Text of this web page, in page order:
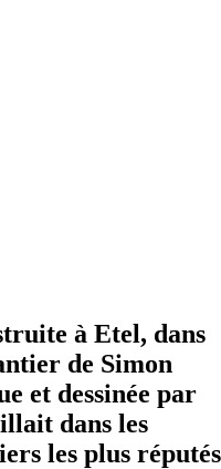
à Etel, dans
de Simon
et dessinée par
dans les
les plus réputés